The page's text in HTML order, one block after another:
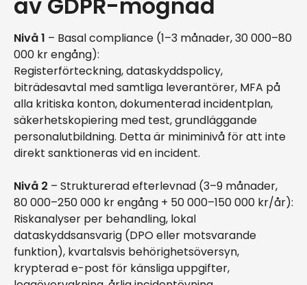
Nivå 1 – Basal compliance (1–3 månader, 30 000–80
000 kr engång):
Registerförteckning, dataskyddspolicy,
biträdesavtal med samtliga leverantörer, MFA på
alla kritiska konton, dokumenterad incidentplan,
säkerhetskopiering med test, grundläggande
personalutbildning. Detta är miniminivå för att inte
direkt sanktioneras vid en incident.
Nivå 2 – Strukturerad efterlevnad (3–9 månader,
80 000–250 000 kr engång + 50 000–150 000 kr/år):
Riskanalyser per behandling, lokal
dataskyddsansvarig (DPO eller motsvarande
funktion), kvartalsvis behörighetsöversyn,
krypterad e-post för känsliga uppgifter,